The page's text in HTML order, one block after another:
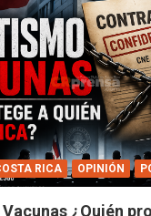
RICA OPINIÓN
¿Quién